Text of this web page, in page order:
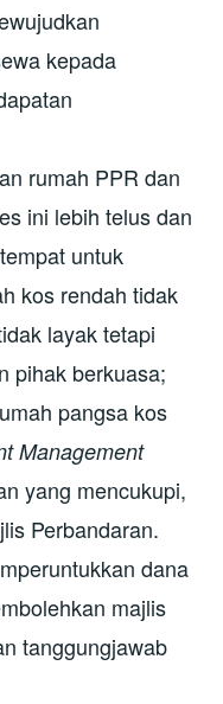
kepada
rumah PPR dan
ini lebih telus dan
untuk
kos rendah tidak
layak tetapi
pihak berkuasa;
pangsa kos
Management
yang mencukupi,
Perbandaran.
dana
majlis
tanggungjawab